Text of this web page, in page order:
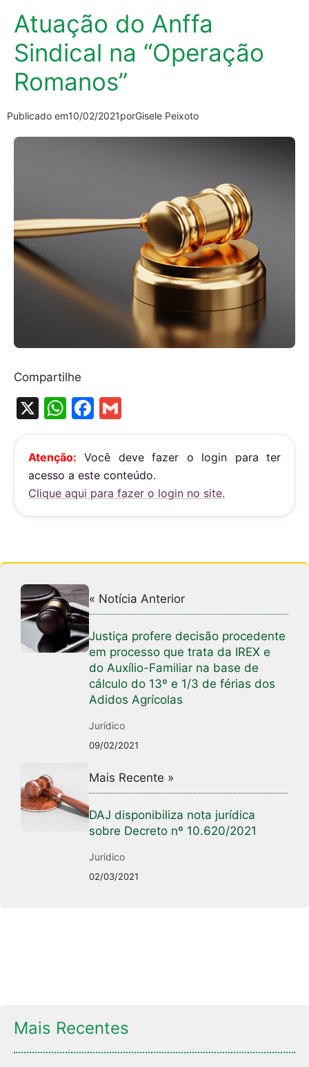
Atuação do Anffa
Sindical na “Operação
Romanos”
Publicado em10/02/2021porGisele Peixoto
Compartilhe
X
W
h
at
s
A
p
F
a
c
e
b
o
k
m
ai
l
Atenção: Você deve fazer o login para ter
acesso a este conteúdo.
Clique aqui para fazer o login no site.
« Notícia Anterior
Justiça profere decisão procedente
em processo que trata da IREX e
do Auxílio-Familiar na base de
cálculo do 13º e 1/3 de férias dos
Adidos Agrícolas
Jurídico
09/02/2021
Mais Recente »
DAJ disponibiliza nota jurídica
sobre Decreto nº 10.620/2021
Jurídico
02/03/2021
Mais Recentes